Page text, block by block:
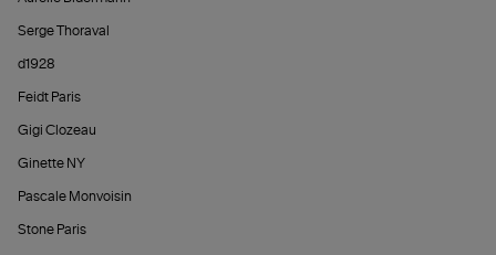
Serge Thoraval
d1928
Feidt Paris
Gigi Clozeau
Ginette NY
Pascale Monvoisin
Stone Paris